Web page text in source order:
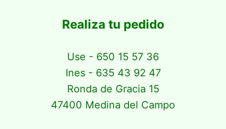
Realiza tu pedido
Use - 650 15 57 36
Ines - 635 43 92 47
Ronda de Gracia 15
47400 Medina del Campo